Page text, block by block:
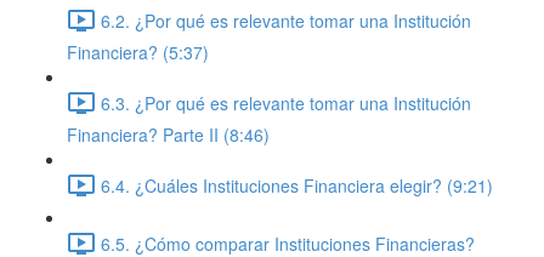
6.2. ¿Por qué es relevante tomar una Institución
Financiera? (5:37)
6.3. ¿Por qué es relevante tomar una Institución
Financiera? Parte II (8:46)
6.4. ¿Cuáles Instituciones Financiera elegir? (9:21)
6.5. ¿Cómo comparar Instituciones Financieras?